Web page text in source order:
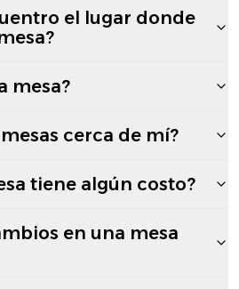
el lugar donde
mesa?
cerca de mí?
tiene algún costo?
en una mesa